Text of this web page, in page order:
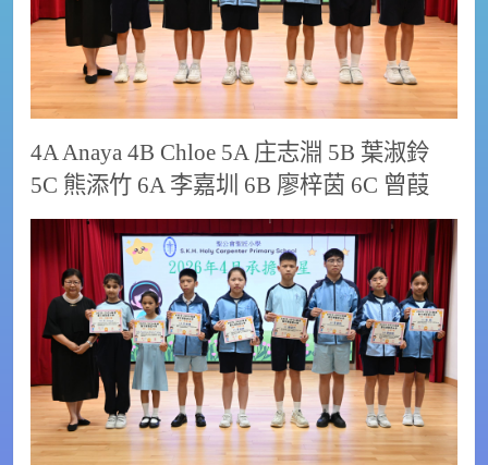
4A Anaya 4B Chloe 5A 庄志淵 5B 葉淑鈴
5C 熊添竹 6A 李嘉圳 6B 廖梓茵 6C 曾葭